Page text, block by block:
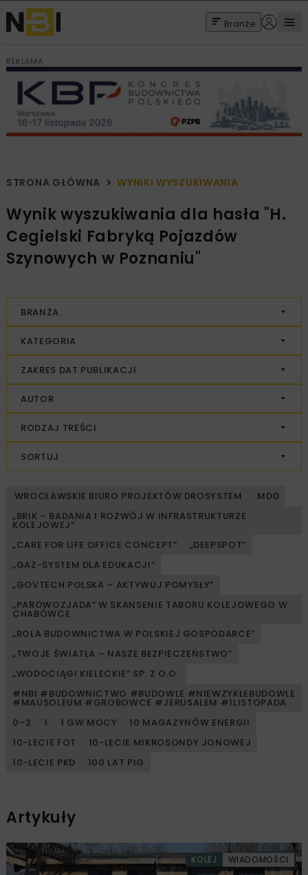
Branże
REKLAMA
STRONA GŁÓWNA WYNIKI WYSZUKIWANIA
Wynik wyszukiwania dla hasła "H.
Cegielski Fabryką Pojazdów
Szynowych w Poznaniu"
BRANŻA
KATEGORIA
ZAKRES DAT PUBLIKACJI
AUTOR
RODZAJ TREŚCI
SORTUJ
WROCŁAWSKIE BIURO PROJEKTÓW DROSYSTEM
.MDD
„BRIK – BADANIA I ROZWÓJ W INFRASTRUKTURZE
KOLEJOWEJ”
„CARE FOR LIFE OFFICE CONCEPT”
„DEEPSPOT”
„GAZ-SYSTEM DLA EDUKACJI”
„GOVTECH POLSKA – AKTYWUJ POMYSŁY”
„PAROWOZJADA” W SKANSENIE TABORU KOLEJOWEGO W
CHABÓWCE
„ROLA BUDOWNICTWA W POLSKIEJ GOSPODARCE”
„TWOJE ŚWIATŁA – NASZE BEZPIECZEŃSTWO”
„WODOCIĄGI KIELECKIE” SP. Z O.O.
#NBI #BUDOWNICTWO #BUDOWLE #NIEWZYKŁEBUDOWLE
#MAUSOLEUM #GROBOWCE #JERUSALEM #1LISTOPADA
0–2
1 1 GW MOCY
10 MAGAZYNÓW ENERGII
10-LECIE FOT
10-LECIE MIKROSONDY JONOWEJ
10-LECIE PKD
100 LAT PIG
Artykuły
KOLEJ WIADOMOŚCI